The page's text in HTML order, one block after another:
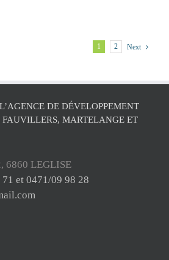
1 2 Next
DE DÉVELOPPEMENT
MARTELANGE ET
6860 LEGLISE
et 0471/09 98 28